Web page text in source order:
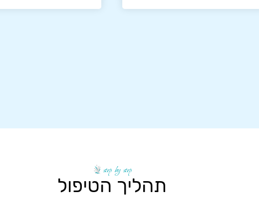
step by step
תהליך הטיפול